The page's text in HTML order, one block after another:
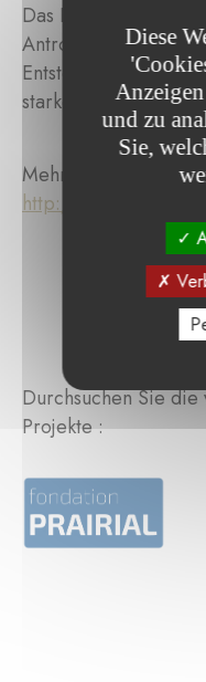
Das Projekt wurde
Antropia
Entstehung
starkem
Mehr Infos unter :
http://
Durchsuchen Sie
Projekte :
Diese
und zu
Sie,